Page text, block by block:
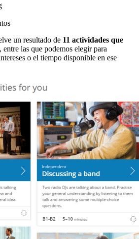
un resultado de 11 actividades que
, entre las que podemos elegir para
o el tiempo disponible en ese